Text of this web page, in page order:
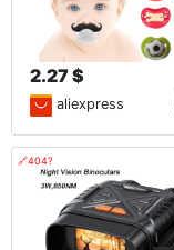
2.27 $
aliexpress
🔗404?